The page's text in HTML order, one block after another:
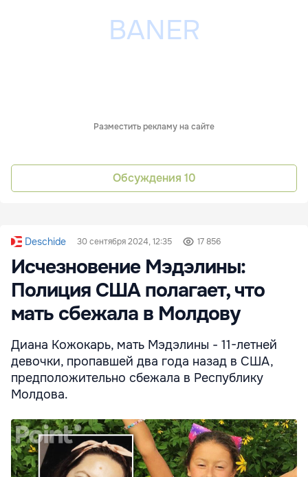
Разместить рекламу на сайте
Обсуждения 10
Deschide 30 сентября 2024, 12:35 17 856
Исчезновение Мэдэлины:
Полиция США полагает, что
мать сбежала в Молдову
Диана Кожокарь, мать Мэдэлины - 11-летней
девочки, пропавшей два года назад в США,
предположительно сбежала в Республику
Молдова.